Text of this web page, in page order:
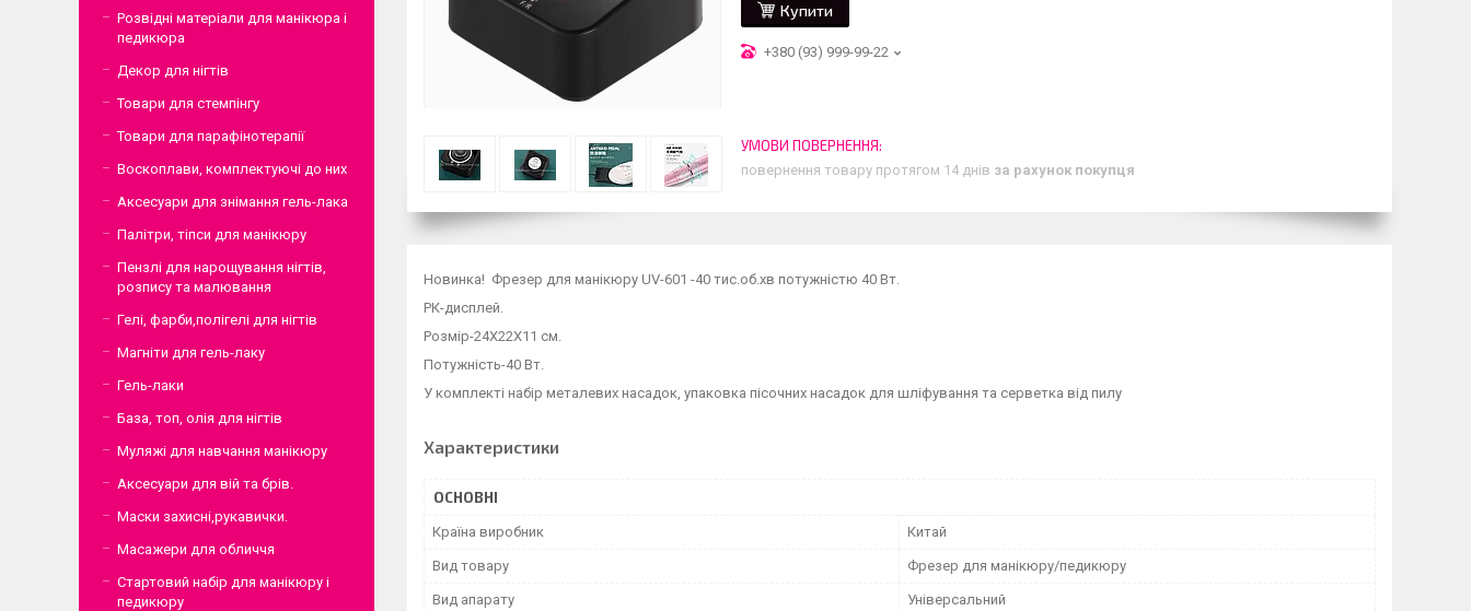
Купити
+380 (93) 999-99-22
повернення товару протягом 14 днів за рахунок покупця
Новинка! Фрезер для манікюру UV-601 -40 тис.об.хв потужністю 40 Вт.
РК-дисплей.
Розмір-24X22X11 см.
Потужність-40 Вт.
У комплекті набір металевих насадок, упаковка пісочних насадок для шліфування та серветка від пилу
Характеристики
ОСНОВНІ
Країна виробник Китай
Вид товару Фрезер для манікюру/педикюру
Вид апарату Універсальний
Розвідні матеріали для манікюра і
педикюра
Декор для нігтів
Товари для стемпінгу
Товари для парафінотерапії
Воскоплави, комплектуючі до них
Аксесуари для знімання гель-лака
Палітри, тіпси для манікюру
Пензлі для нарощування нігтів,
розпису та малювання
Гелі, фарби,полігелі для нігтів
Магніти для гель-лаку
Гель-лаки
База, топ, олія для нігтів
Муляжі для навчання манікюру
Аксесуари для вій та брів.
Маски захисні,рукавички.
Масажери для обличчя
Стартовий набір для манікюру і
педикюру